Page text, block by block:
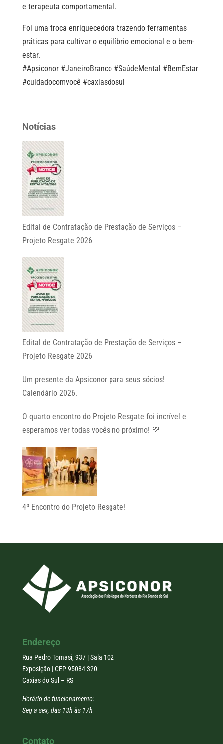
e terapeuta comportamental.
Foi uma troca enriquecedora trazendo ferramentas
práticas para cultivar o equilíbrio emocional e o bem-
estar.
#Apsiconor #JaneiroBranco #SaúdeMental #BemEstar
#cuidadocomvocê #caxiasdosul
Notícias
Edital de Contratação de Prestação de Serviços –
Projeto Resgate 2026
Edital de Contratação de Prestação de Serviços –
Projeto Resgate 2026
Um presente da Apsiconor para seus sócios!
Calendário 2026.
O quarto encontro do Projeto Resgate foi incrível e
esperamos ver todas vocês no próximo! 💜
4º Encontro do Projeto Resgate!
Endereço
Rua Pedro Tomasi, 937 | Sala 102
Exposição | CEP 95084-320
Caxias do Sul – RS
Horário de funcionamento:
Seg a sex, das 13h às 17h
Contato